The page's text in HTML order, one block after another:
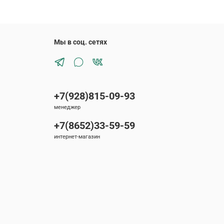
Мы в соц. сетях
+7(928)815-09-93
менеджер
+7(8652)33-59-59
интернет-магазин